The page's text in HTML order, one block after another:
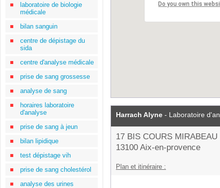
laboratoire de biologie
médicale
bilan sanguin
centre de dépistage du
sida
centre d'analyse médicale
prise de sang grossesse
analyse de sang
horaires laboratoire
d'analyse
prise de sang à jeun
bilan lipidique
test dépistage vih
prise de sang cholestérol
analyse des urines
Do you own this
Harrach Alyne - Laboratoire
17 BIS COURS MIRABEAU
13100 Aix-en-provence
Plan et itinéraire :